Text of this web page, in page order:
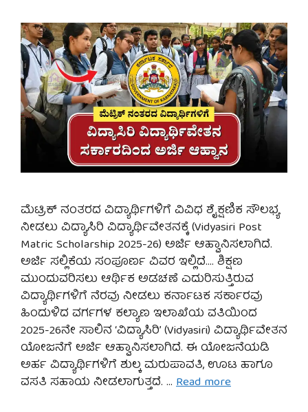
ಮೆಟ್ರಿಕ್ ನಂತರದ ವಿದ್ಯಾರ್ಥಿಗಳಿಗೆ ವಿವಿಧ ಶೈಕ್ಷಣಿಕ ಸೌಲಭ್ಯ
ನೀಡಲು ವಿದ್ಯಾಸಿರಿ ವಿದ್ಯಾರ್ಥಿವೇತನಕ್ಕೆ (Vidyasiri Post
Matric Scholarship 2025-26) ಅರ್ಜಿ ಆಹ್ವಾನಿಸಲಾಗಿದೆ.
ಅರ್ಜಿ ಸಲ್ಲಿಕೆಯ ಸಂಪೂರ್ಣ ವಿವರ ಇಲ್ಲಿದೆ…. ಶಿಕ್ಷಣ
ಮುಂದುವರಿಸಲು ಆರ್ಥಿಕ ಅಡಚಣೆ ಎದುರಿಸುತ್ತಿರುವ
ವಿದ್ಯಾರ್ಥಿಗಳಿಗೆ ನೆರವು ನೀಡಲು ಕರ್ನಾಟಕ ಸರ್ಕಾರವು
ಹಿಂದುಳಿದ ವರ್ಗಗಳ ಕಲ್ಯಾಣ ಇಲಾಖೆಯ ವತಿಯಿಂದ
2025-26ನೇ ಸಾಲಿನ ‘ವಿದ್ಯಾಸಿರಿ’ (Vidyasiri) ವಿದ್ಯಾರ್ಥಿವೇತನ
ಯೋಜನೆಗೆ ಅರ್ಜಿ ಆಹ್ವಾನಿಸಲಾಗಿದೆ. ಈ ಯೋಜನೆಯಡಿ
ಅರ್ಹ ವಿದ್ಯಾರ್ಥಿಗಳಿಗೆ ಶುಲ್ಕ ಮರುಪಾವತಿ, ಊಟ ಹಾಗೂ
ವಸತಿ ಸಹಾಯ ನೀಡಲಾಗುತ್ತದೆ. … Read more